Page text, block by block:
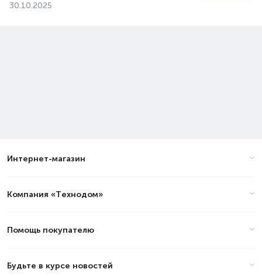
30.10.2025
Интернет-магазин
Компания «Технодом»
Помощь покупателю
Будьте в курсе новостей